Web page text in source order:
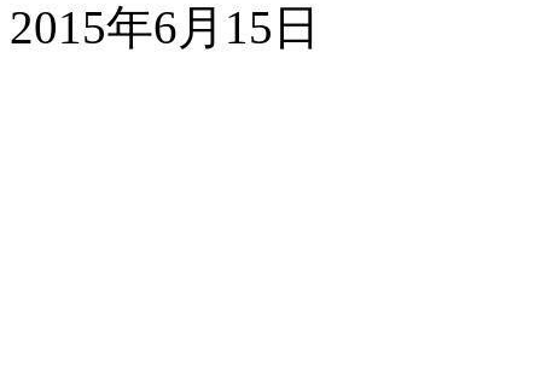
2015年6月15日